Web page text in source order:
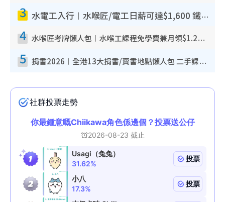
3 水電工入行︱水喉匠/電工日薪可達$1,600 鐵飯碗職業難被AI取代！附薪酬參考＋入行考牌途徑
4 水喉匠考牌懶人包︱水喉工課程免學費兼月領$1.2萬津貼 即睇水喉匠考牌4階段＋入行課程建議
5 捐書2026︱全港13大捐書/賣書地點懶人包 二手課本最高$150＋舊書換免費咖啡/戲票